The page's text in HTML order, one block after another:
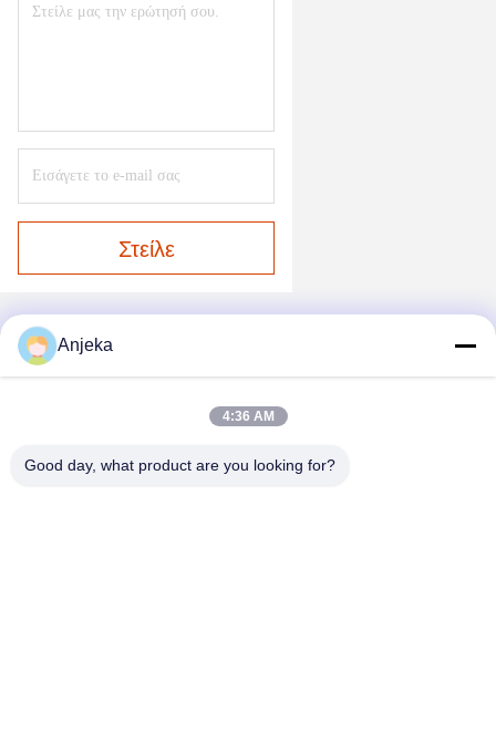
Στείλε
Anjeka
4:36 AM
Good day, what product are you looking for?